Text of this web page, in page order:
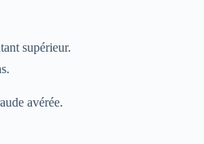
supérieur.
avérée.